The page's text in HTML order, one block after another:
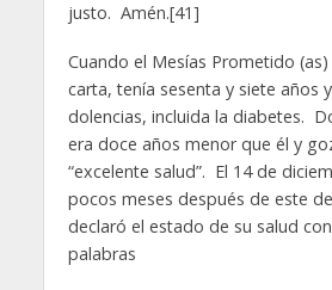
justo. Amén.[41]
Cuando el Mesías Prometido
carta, tenía sesenta y siete años
dolencias, incluida la diabetes.
era doce años menor que él y
“excelente salud”. El 14 de
pocos meses después de este
declaró el estado de su salud
palabras